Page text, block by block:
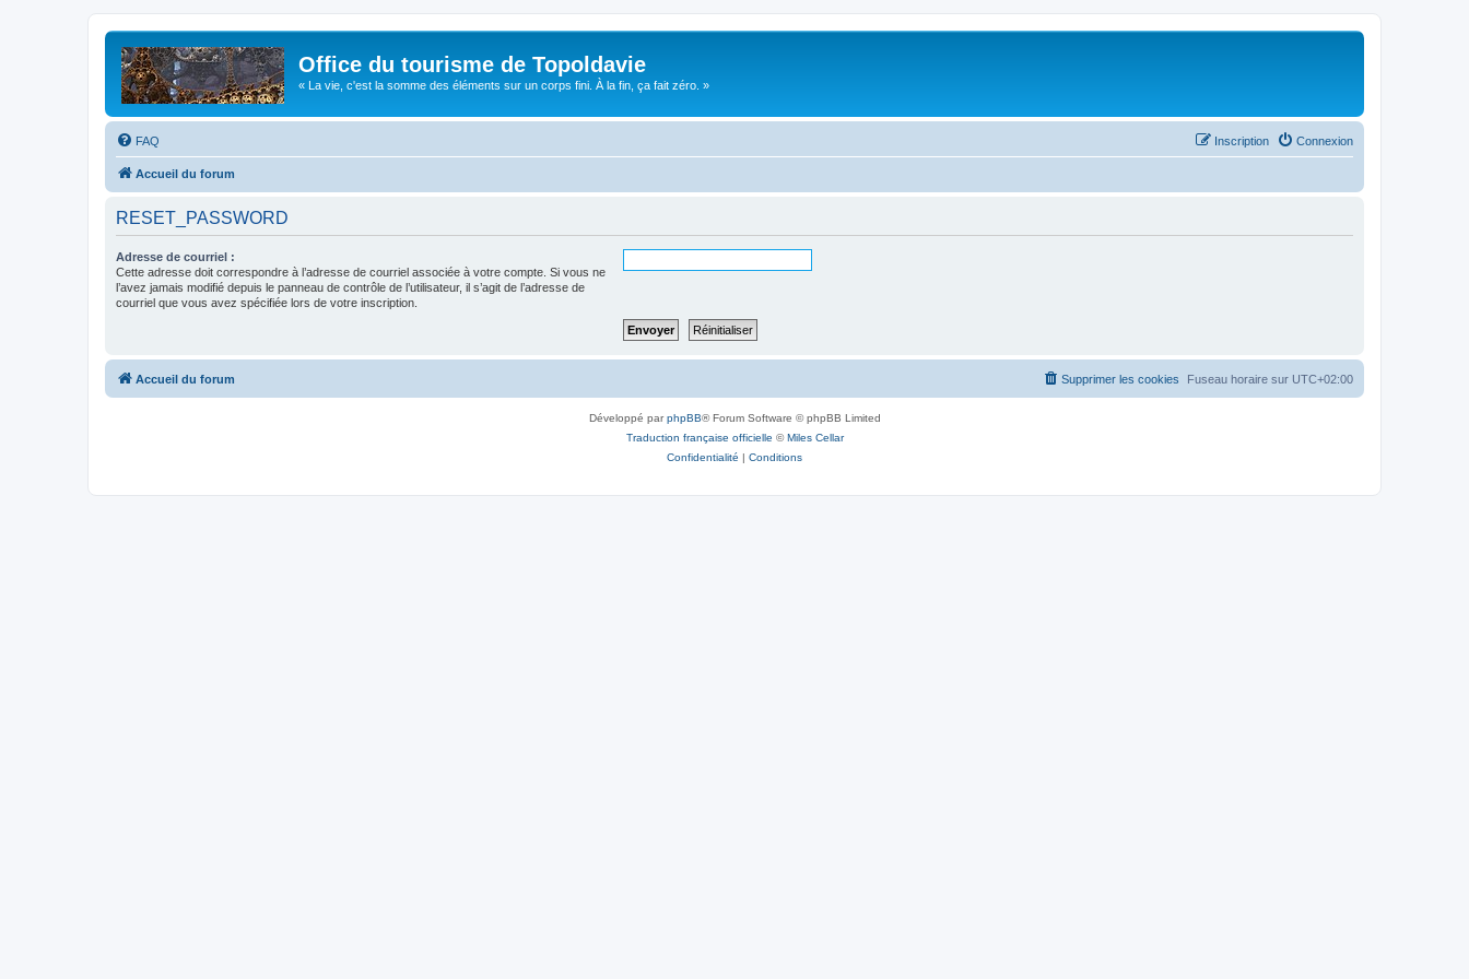
Office du tourisme de Topoldavie
« La vie, c'est la somme des éléments sur un corps fini. À la fin, ça fait zéro. »
FAQ Connexion
Inscription
Accueil du forum
RESET_PASSWORD
Adresse de courriel :
Cette adresse doit correspondre à l’adresse de courriel associée à votre compte. Si vous ne
l’avez jamais modifié depuis le panneau de contrôle de l’utilisateur, il s’agit de l’adresse de
courriel que vous avez spécifiée lors de votre inscription.
Accueil du forum Fuseau horaire sur UTC+02:00
Supprimer les cookies
Développé parphpBB® Forum Software © phpBB Limited
Traduction française officielle ©Miles Cellar
Confidentialité | Conditions